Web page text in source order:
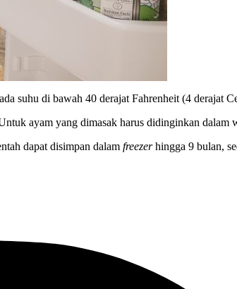
suhu di bawah 40 derajat Fahrenheit (4 derajat
ayam yang dimasak harus didinginkan dalam
dapat disimpan dalam freezerhingga 9 bulan,